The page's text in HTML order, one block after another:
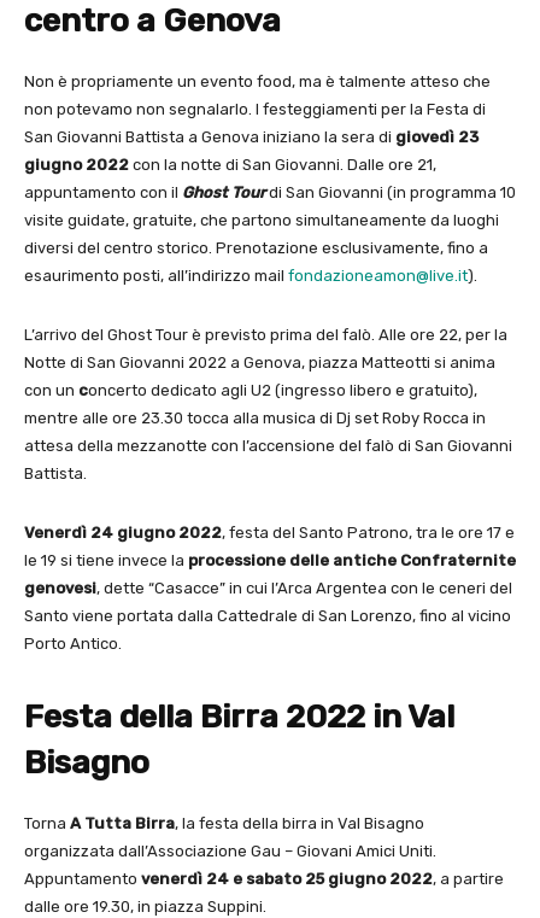
centro a Genova
Non è propriamente un evento food, ma è talmente atteso che
non potevamo non segnalarlo. I festeggiamenti per la Festa di
San Giovanni Battista a Genova iniziano la sera di giovedì 23
giugno 2022 con la notte di San Giovanni. Dalle ore 21,
appuntamento con il Ghost Tourdi San Giovanni (in programma 10
visite guidate, gratuite, che partono simultaneamente da luoghi
diversi del centro storico. Prenotazione esclusivamente, fino a
esaurimento posti, all’indirizzo mail fondazioneamon@live.it).
L’arrivo del Ghost Tour è previsto prima del falò. Alle ore 22, per la
Notte di San Giovanni 2022 a Genova, piazza Matteotti si anima
con un concerto dedicato agli U2 (ingresso libero e gratuito),
mentre alle ore 23.30 tocca alla musica di Dj set Roby Rocca in
attesa della mezzanotte con l’accensione del falò di San Giovanni
Battista.
Venerdì 24 giugno 2022, festa del Santo Patrono, tra le ore 17 e
le 19 si tiene invece la processione delle antiche Confraternite
genovesi, dette “Casacce” in cui l’Arca Argentea con le ceneri del
Santo viene portata dalla Cattedrale di San Lorenzo, fino al vicino
Porto Antico.
Festa della Birra 2022 in Val
Bisagno
Torna A Tutta Birra, la festa della birra in Val Bisagno
organizzata dall’Associazione Gau – Giovani Amici Uniti.
Appuntamento venerdì 24 e sabato 25 giugno 2022, a partire
dalle ore 19.30, in piazza Suppini.